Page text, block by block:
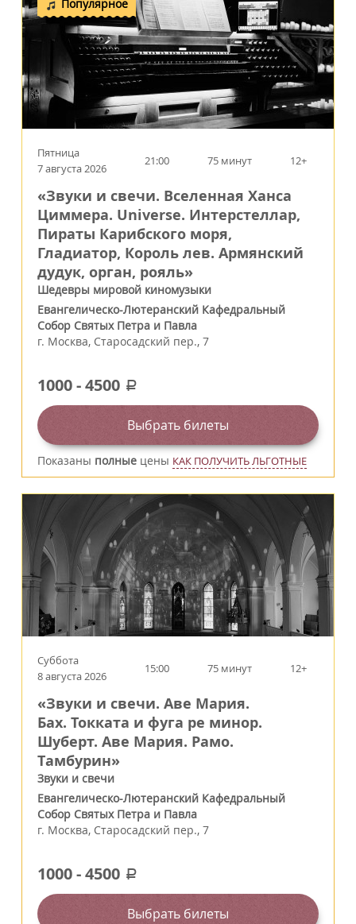
Популярное
Пятница
7 августа 2026
21:00 75 минут 12+
«Звуки и свечи. Вселенная Ханса
Циммера. Universe. Интерстеллар,
Пираты Карибского моря,
Гладиатор, Король лев. Армянский
дудук, орган, рояль»
Шедевры мировой киномузыки
Евангелическо-Лютеранский Кафедральный
Собор Святых Петра и Павла
г. Москва, Старосадский пер., 7
1000-4500 a
Выбрать билеты
Показаны полные цены КАК ПОЛУЧИТЬ ЛЬГОТНЫЕ
Суббота
8 августа 2026
15:00 75 минут 12+
«Звуки и свечи. Аве Мария.
Бах. Токката и фуга ре минор.
Шуберт. Аве Мария. Рамо.
Тамбурин»
Звуки и свечи
Евангелическо-Лютеранский Кафедральный
Собор Святых Петра и Павла
г. Москва, Старосадский пер., 7
1000-4500 a
Выбрать билеты